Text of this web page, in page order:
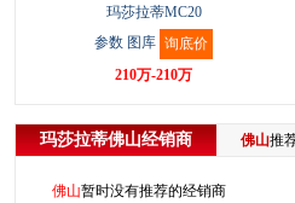
玛莎拉蒂MC20
参数 图库 询底价
210万-210万
玛莎拉蒂佛山经销商 佛山推
佛山暂时没有推荐的经销商